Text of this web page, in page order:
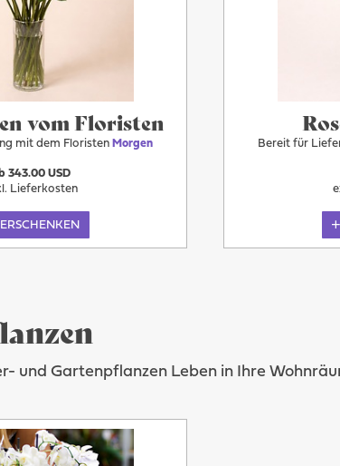
vom Floristen
mit dem Floristen Morgen
Morgen
343.00 USD
Lieferkosten
Bereit für
und Gartenpflanzen Leben in Ihre